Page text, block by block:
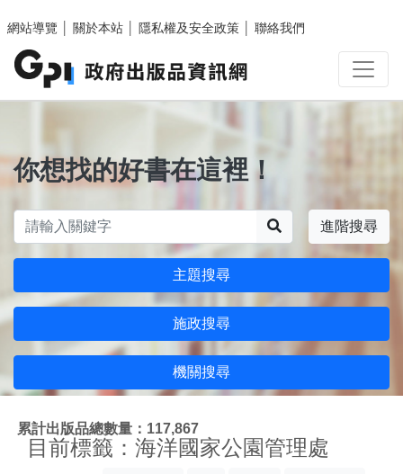
網站導覽
關於本站 隱私權及安全政策 聯絡我們
你想找的好書在這裡！
進階搜尋
主題搜尋
施政搜尋
機關搜尋
累計出版品總數量：117,867
目前標籤：海洋國家公園管理處